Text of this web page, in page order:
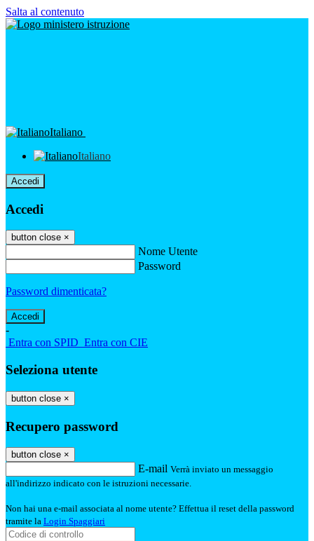
Salta al contenuto
Italiano
Italiano
Accedi
Accedi
button close ×
Nome Utente
Password
Password dimenticata?
-
Entra con SPID Entra con CIE
Seleziona utente
button close ×
Recupero password
button close ×
E-mail Verrà inviato un messaggio
all'indirizzo indicato con le istruzioni necessarie.
Non hai una e-mail associata al nome utente? Effettua il reset della password
tramite la Login Spaggiari